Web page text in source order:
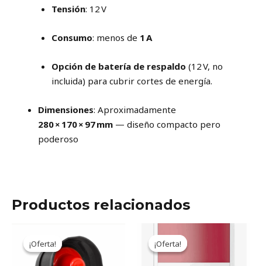
Tensión: 12 V
Consumo: menos de 1 A
Opción de batería de respaldo (12 V, no
incluida) para cubrir cortes de energía.
Dimensiones: Aproximadamente
280 × 170 × 97 mm — diseño compacto pero
poderoso
Productos relacionados
¡Oferta!
¡Oferta!
price
was:
11.577ARS.
is:
9.568ARS.
¡Oferta!
¡Oferta!
price
was:
89.296ARS.